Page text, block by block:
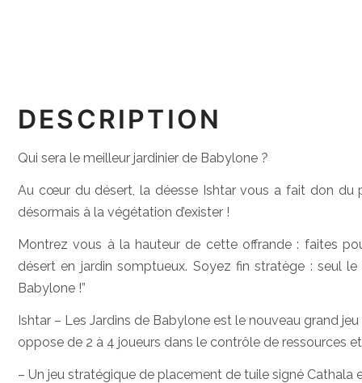
DESCRIPTION
Qui sera le meilleur jardinier de Babylone ?
Au cœur du désert, la déesse Ishtar vous a fait don du
désormais à la végétation d’exister !
Montrez vous à la hauteur de cette offrande : faites
désert en jardin somptueux. Soyez fin stratège : seul
Babylone !”
Ishtar – Les Jardins de Babylone est le nouveau grand
oppose de 2 à 4 joueurs dans le contrôle de ressources
– Un jeu stratégique de placement de tuile signé Cathala